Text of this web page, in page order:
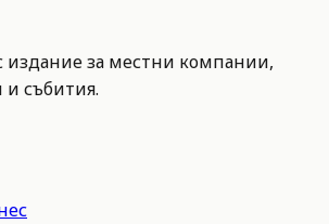
издание за местни компании,
и събития.